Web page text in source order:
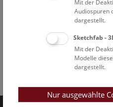
Mit der
Audiospuren
dargestellt.
Sketchfab -
Mit der
Modelle
dargestellt.
Nur ausgewählte